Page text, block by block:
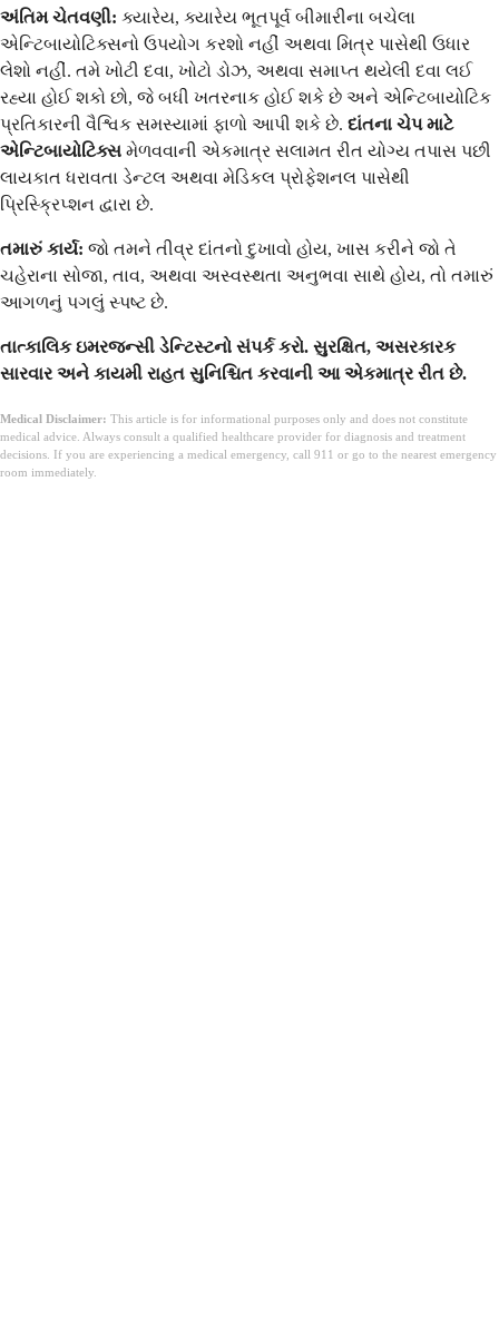
અંતિમ ચેતવણી: ક્યારેય, ક્યારેય ભૂતપૂર્વ બીમારીના બચેલા
એન્ટિબાયોટિક્સનો ઉપયોગ કરશો નહીં અથવા મિત્ર પાસેથી ઉધાર
લેશો નહીં. તમે ખોટી દવા, ખોટો ડોઝ, અથવા સમાપ્ત થયેલી દવા લઈ
રહ્યા હોઈ શકો છો, જે બધી ખતરનાક હોઈ શકે છે અને એન્ટિબાયોટિક
પ્રતિકારની વૈશ્વિક સમસ્યામાં ફાળો આપી શકે છે. દાંતના ચેપ માટે
એન્ટિબાયોટિક્સ મેળવવાની એકમાત્ર સલામત રીત યોગ્ય તપાસ પછી
લાયકાત ધરાવતા ડેન્ટલ અથવા મેડિકલ પ્રોફેશનલ પાસેથી
પ્રિસ્ક્રિપ્શન દ્વારા છે.
તમારું કાર્ય: જો તમને તીવ્ર દાંતનો દુખાવો હોય, ખાસ કરીને જો તે
ચહેરાના સોજા, તાવ, અથવા અસ્વસ્થતા અનુભવા સાથે હોય, તો તમારું
આગળનું પગલું સ્પષ્ટ છે.
તાત્કાલિક ઇમરજન્સી ડેન્ટિસ્ટનો સંપર્ક કરો. સુરક્ષિત, અસરકારક
સારવાર અને કાયમી રાહત સુનિશ્ચિત કરવાની આ એકમાત્ર રીત છે.
Medical Disclaimer: This article is for informational purposes only and does not constitute
medical advice. Always consult a qualified healthcare provider for diagnosis and treatment
decisions. If you are experiencing a medical emergency, call 911 or go to the nearest emergency
room immediately.